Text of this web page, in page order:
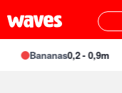
Bananas0,2 - 0,9m